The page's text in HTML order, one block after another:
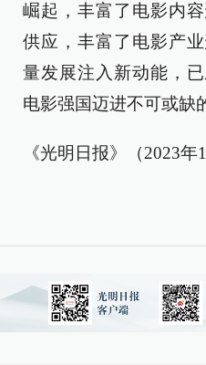
崛起，丰富了电影内
供应，丰富了电影产
量发展注入新动能，
电影强国迈进不可或缺
《光明日报》（2023年